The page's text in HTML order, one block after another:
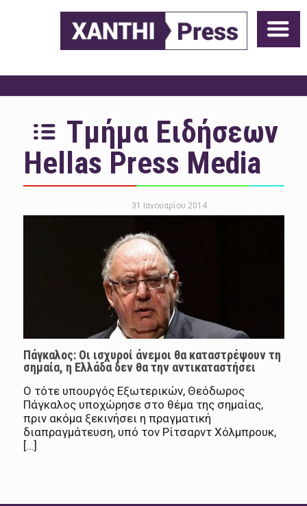
Τμήμα Ειδήσεων
Hellas Press Media
31 Ιανουαρίου 2014
Πάγκαλος: Οι ισχυροί άνεμοι θα καταστρέψουν τη
σημαία, η Ελλάδα δεν θα την αντικαταστήσει
Ο τότε υπουργός Εξωτερικών, Θεόδωρος
Πάγκαλος υποχώρησε στο θέμα της σημαίας,
πριν ακόμα ξεκινήσει η πραγματική
διαπραγμάτευση, υπό τον Ρίτσαρντ Χόλμπρουκ,
[…]